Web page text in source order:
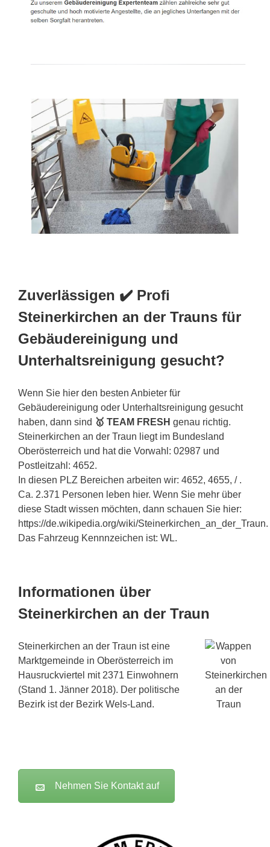
Zuverlässigen ✔️ Profi
Steinerkirchen an der Trauns für
Gebäudereinigung und
Unterhaltsreinigung gesucht?
Wenn Sie hier den besten Anbieter für
Gebäudereinigung oder Unterhaltsreinigung gesucht
haben, dann sind 🥇 TEAM FRESH genau richtig.
Steinerkirchen an der Traun liegt im Bundesland
Oberösterreich und hat die Vorwahl: 02987 und
Postleitzahl: 4652.
In diesen PLZ Bereichen arbeiten wir: 4652, 4655, / .
Ca. 2.371 Personen leben hier. Wenn Sie mehr über
diese Stadt wissen möchten, dann schauen Sie hier:
https://de.wikipedia.org/wiki/Steinerkirchen_an_der_Traun.
Das Fahrzeug Kennnzeichen ist: WL.
Informationen über
Steinerkirchen an der Traun
Steinerkirchen an der Traun ist eine
Marktgemeinde in Oberösterreich im
Hausruckviertel mit 2371 Einwohnern
(Stand 1. Jänner 2018). Der politische
Bezirk ist der Bezirk Wels-Land.
Nehmen Sie Kontakt auf